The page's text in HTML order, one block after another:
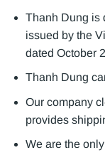
Thanh Dung is
issued by the
dated October
Thanh Dung
Our company
provides
We are the